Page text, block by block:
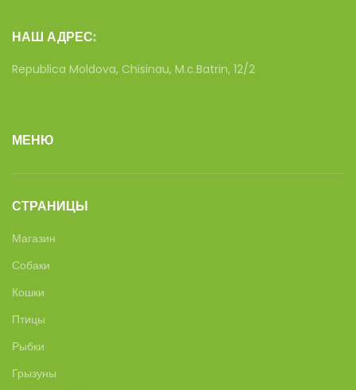
НАШ АДРЕС:
Republica Moldova, Chisinau, M.c.Batrin, 12/2
МЕНЮ
СТРАНИЦЫ
Магазин
Собаки
Кошки
Птицы
Рыбки
Грызуны